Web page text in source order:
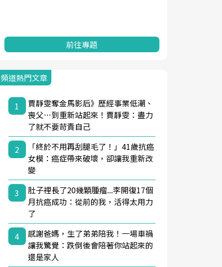
前往專題
頻道熱門文章
1
賈靜雯奪金馬影后》歷經事業低潮、
喪父…到重新站起來！賈靜雯：盡力
了就不要苛責自己
2
「終於不用再刮腿毛了！」41歲抗癌
女模：癌症帶來破壞，卻讓我重新改
變
3
肚子裡長了20幾顆腫瘤...李開復17個
月抗癌成功：從前的我，活得太用力
了
4
感謝爸媽，生了弟弟陪我！一場車禍
讓我驚覺：跌倒後會陪著你站起來的
還是家人